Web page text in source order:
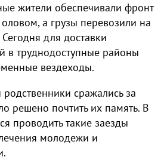
жители обеспечивали фронт
а грузы перевозили на
для доставки
в труднодоступные районы
вездеходы.
сражались за
решено почтить их память. В
проводить такие заезды
молодежи и